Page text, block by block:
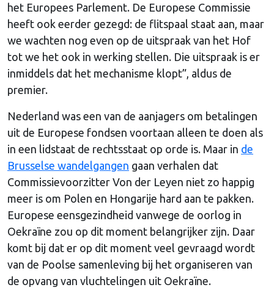
het Europees Parlement. De Europese Commissie
heeft ook eerder gezegd: de flitspaal staat aan, maar
we wachten nog even op de uitspraak van het Hof
tot we het ook in werking stellen. Die uitspraak is er
inmiddels dat het mechanisme klopt”, aldus de
premier.
Nederland was een van de aanjagers om betalingen
uit de Europese fondsen voortaan alleen te doen als
in een lidstaat de rechtsstaat op orde is. Maar in de
Brusselse wandelgangen gaan verhalen dat
Commissievoorzitter Von der Leyen niet zo happig
meer is om Polen en Hongarije hard aan te pakken.
Europese eensgezindheid vanwege de oorlog in
Oekraïne zou op dit moment belangrijker zijn. Daar
komt bij dat er op dit moment veel gevraagd wordt
van de Poolse samenleving bij het organiseren van
de opvang van vluchtelingen uit Oekraïne.